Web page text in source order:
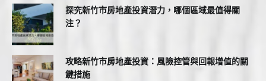
探究新竹市房地產投資潛力，哪個區域最值得關
注？
攻略新竹市房地產投資：風險控管與回報增值的關
鍵措施